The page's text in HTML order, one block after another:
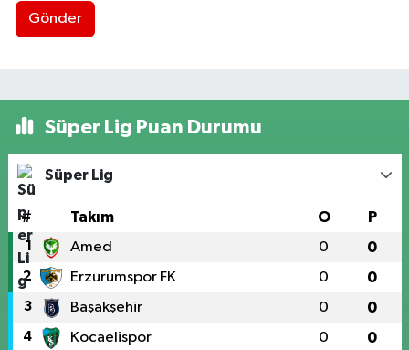
Gönder
Süper Lig Puan Durumu
Süper Lig
# Takım O P
1 Amed 0 0
2 Erzurumspor FK 0 0
3 Başakşehir 0 0
4 Kocaelispor 0 0